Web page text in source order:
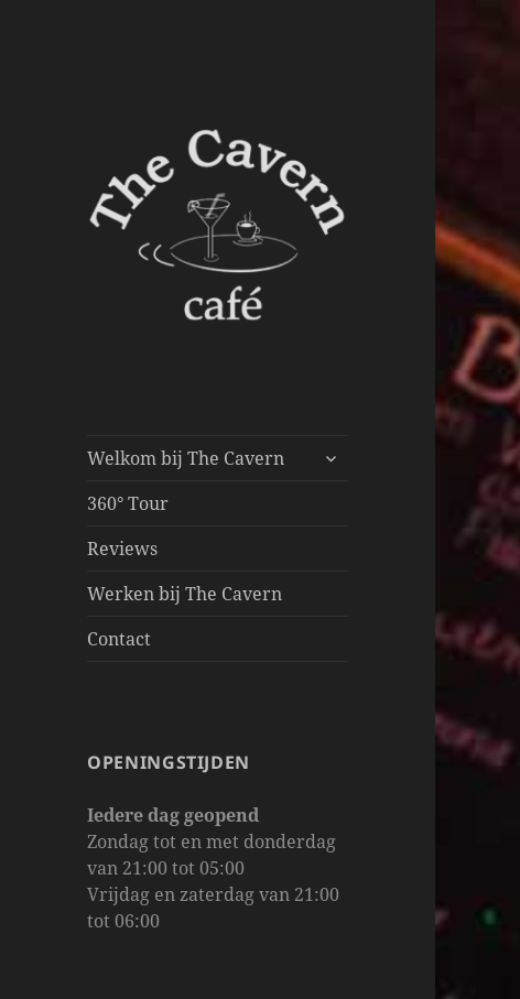
Welkom bij The Cavern
submenu
360° Tour
Reviews
Werken bij The Cavern
Contact
OPENINGSTIJDEN
Iedere dag geopend
Zondag tot en met donderdag
van 21:00 tot 05:00
Vrijdag en zaterdag van 21:00
tot 06:00